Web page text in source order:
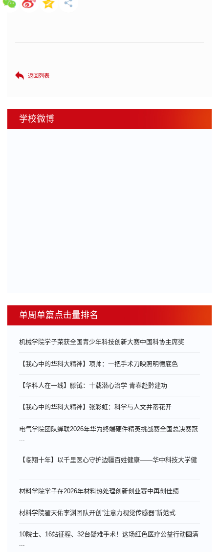
返回列表
学校微博
单周单篇点击量排名
机械学院学子荣获全国青少年科技创新大赛中国科协主席奖
【我心中的华科大精神】项帅：一把手术刀映照明德底色
【华科人在一线】滕钺：十载潜心治学 青春赴黔建功
【我心中的华科大精神】张彩虹：科学与人文并蒂花开
电气学院团队蝉联2026年华为终端硬件精英挑战赛全国总决赛冠
【临翔十年】以千里医心守护边疆百姓健康——华中科技大学健
...
材料学院学子在2026年材料热处理创新创业赛中再创佳绩
材料学院翟天佑李渊团队开创“注意力视觉传感器”新范式
10院士、16站征程、32台疑难手术！这场红色医疗公益行动圆满
...